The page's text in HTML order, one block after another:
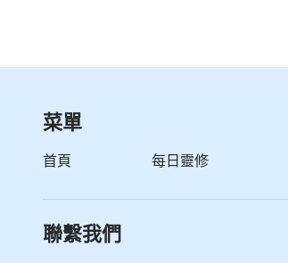
菜單
首頁 每日靈修
聯繫我們